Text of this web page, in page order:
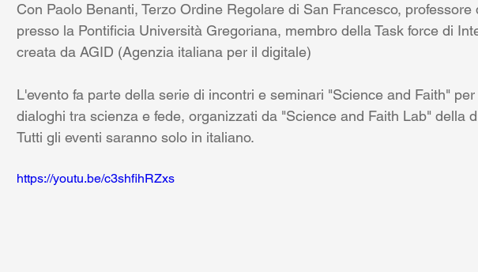
Con Paolo Benanti, Terzo Ordine Regolare di San Francesco, professore
presso la Pontificia Università Gregoriana, membro della Task force di
creata da AGID (Agenzia italiana per il digitale)
L'evento fa parte della serie di incontri e seminari "Science and Faith"
dialoghi tra scienza e fede, organizzati da "Science and Faith Lab" della
Tutti gli eventi saranno solo in italiano.
https://youtu.be/c3shfihRZxs